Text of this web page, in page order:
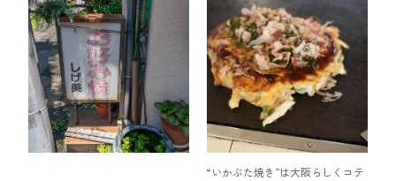
“いかぶた焼き”は大阪らしくコテ